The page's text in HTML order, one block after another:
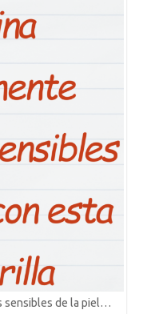
sensibles de la piel…